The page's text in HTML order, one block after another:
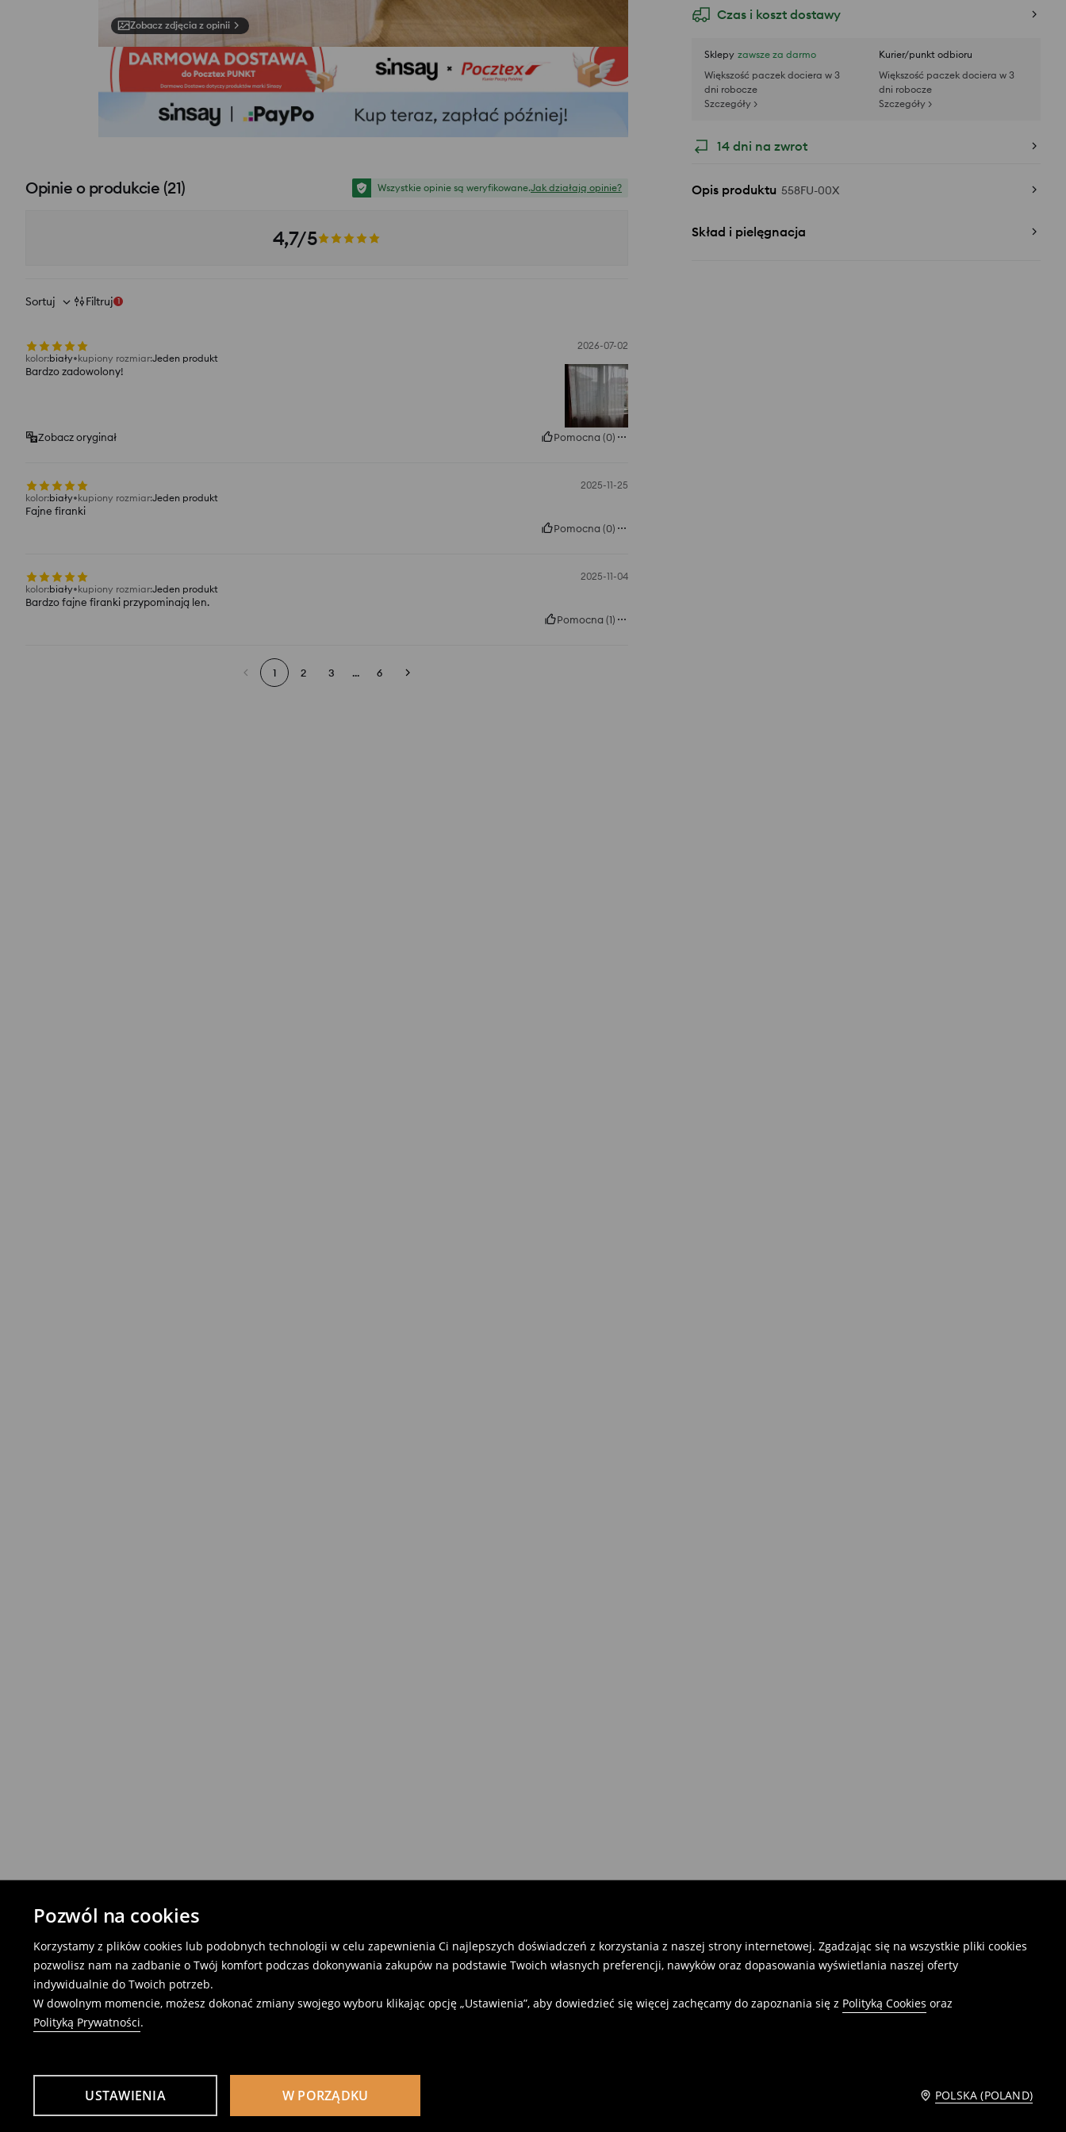
Pozwól na cookies
Korzystamy z plików cookies lub podobnych technologii w celu zapewnienia Ci najlepszych doświadczeń z korzystania z naszej strony internetowej. Zgadzając się na wszystkie pliki cookies
pozwolisz nam na zadbanie o Twój komfort podczas dokonywania zakupów na podstawie Twoich własnych preferencji, nawyków oraz dopasowania wyświetlania naszej oferty
indywidualnie do Twoich potrzeb.
W dowolnym momencie, możesz dokonać zmiany swojego wyboru klikając opcję „Ustawienia”, aby dowiedzieć się więcej zachęcamy do zapoznania się z Polityką Cookies oraz
Polityką Prywatności.
USTAWIENIA W PORZĄDKU POLSKA (POLAND)
Czas i koszt dostawy
Sklepy zawsze za darmo
Większość paczek dociera w 3
dni robocze
Szczegóły >
Kurier/punkt odbioru
Większość paczek dociera w 3
dni robocze
Szczegóły >
14 dni na zwrot
Opis produktu 558FU-00X
Skład i pielęgnacja
Zobacz zdjęcia z opinii
Opinie o produkcie (21) Wszystkie opinie są weryfikowane.Jak działają opinie?
4,7/5
Sortuj Filtruj 1
2026-07-02
kolor:biały kupiony rozmiar:Jeden produkt
Bardzo zadowolony!
Zobacz oryginał Pomocna (0)
2025-11-25
kolor:biały kupiony rozmiar:Jeden produkt
Fajne firanki
Pomocna (0)
2025-11-04
kolor:biały kupiony rozmiar:Jeden produkt
Bardzo fajne firanki przypominają len.
Pomocna (1)
1 2 3 ... 6